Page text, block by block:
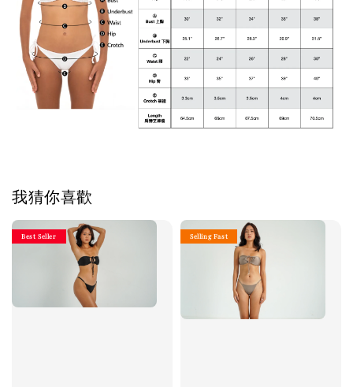
我猜你喜歡
Best Seller Selling Fast